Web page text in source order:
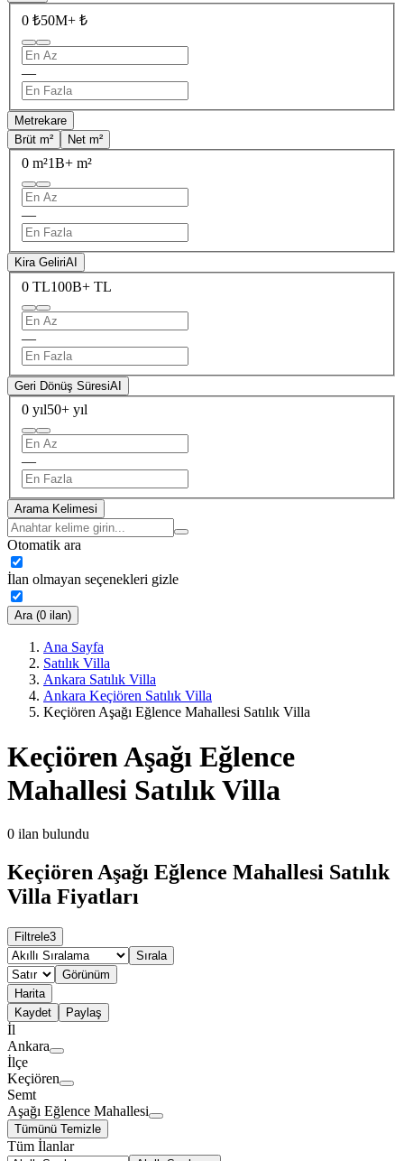
0 ₺50M+ ₺
—
Metrekare
Brüt m²
Net m²
0 m²1B+ m²
—
Kira GeliriAI
0 TL100B+ TL
—
Geri Dönüş SüresiAI
0 yıl50+ yıl
—
Arama Kelimesi
Otomatik ara
İlan olmayan seçenekleri gizle
Ara (0 ilan)
Ana Sayfa
Satılık Villa
Ankara Satılık Villa
Ankara Keçiören Satılık Villa
Keçiören Aşağı Eğlence Mahallesi Satılık Villa
Keçiören Aşağı Eğlence
Mahallesi Satılık Villa
0 ilan bulundu
Keçiören Aşağı Eğlence Mahallesi Satılık
Villa Fiyatları
Filtrele3
Sırala
Görünüm
Harita
Kaydet
Paylaş
İl
Ankara
İlçe
Keçiören
Semt
Aşağı Eğlence Mahallesi
Tümünü Temizle
Tüm İlanlar